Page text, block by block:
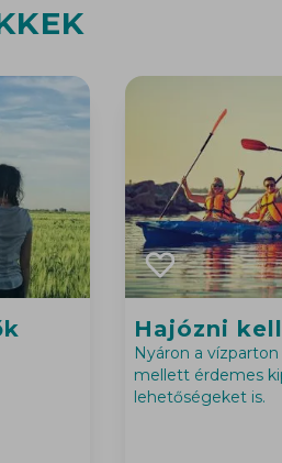
Hajózni
Nyáron a
mellett érdemes
lehetőségeket is.